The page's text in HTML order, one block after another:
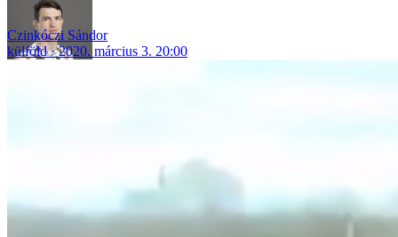
Czinkóczi Sándor
külföld
2020. március 3. 20:00